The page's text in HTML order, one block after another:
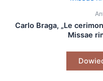
Carlo Braga, „Le
Missae